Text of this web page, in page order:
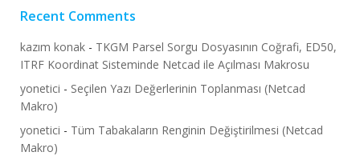
Recent Comments
kazım konak - TKGM Parsel Sorgu Dosyasının Coğrafi, ED50,
ITRF Koordinat Sisteminde Netcad ile Açılması Makrosu
yonetici - Seçilen Yazı Değerlerinin Toplanması (Netcad
Makro)
yonetici - Tüm Tabakaların Renginin Değiştirilmesi (Netcad
Makro)